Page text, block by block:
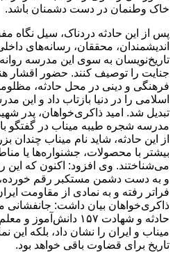
خاک وطنمان در دست دشمنان باشد.
پس از این حادثه دردناک، سیل نگاه
اندیشمندان، محققان، رسانه‌های
تاریخ‌نویسان به سوی این مدرسه
جنایت را توصیف کنند. حضور اقشار
فرهنگی و دینی در محل حادثه،
اسلامی را در دنیا بازتاب داد و این
تبدیل شد. امید ذاکری‌خواهان، پدر
مدرسه شجره طیبه میناب در گفتگو
از این حادثه، شاید نام میناب چندان
بیشتر با محصولات، جشنواره‌ها یا
می‌شناختند. وی افزود: اکنون که این
و به دست دشمن مستکبر رقم خورده،
فراتر رفته و به نمادی از مقاومت
ذاکری‌خواهان بیان داشت: جانفشانی
حادثه و شهادت ۱۵۷
میناب و ایران را نشان داد، بلکه این
تاریخ برای قضاوت باقی خواهد بود.